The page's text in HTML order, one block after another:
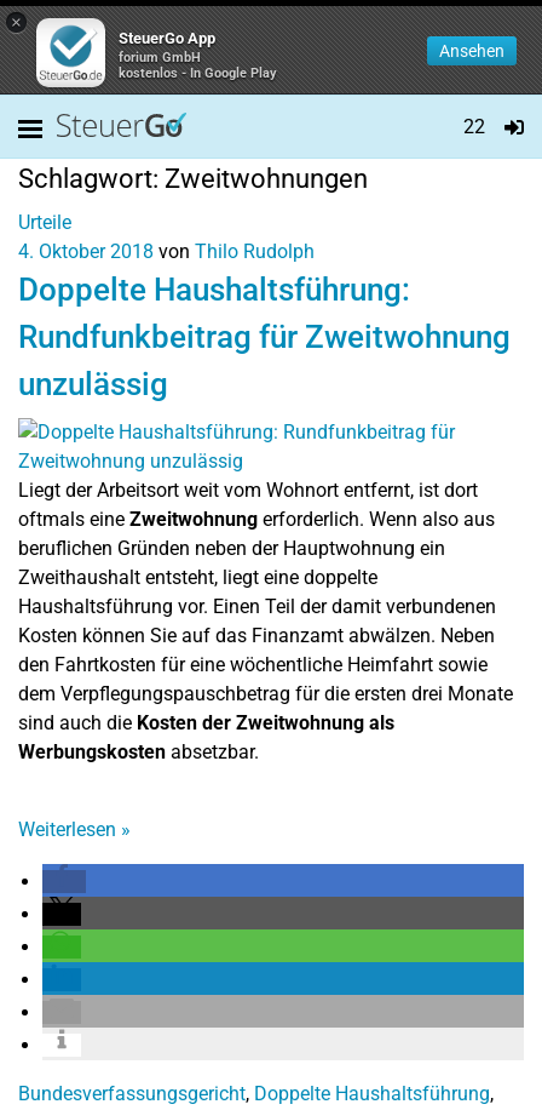
×
SteuerGo App
forium GmbH
kostenlos - In Google Play
Ansehen
22
Schlagwort: Zweitwohnungen
Urteile
4. Oktober 2018 von Thilo Rudolph
Doppelte Haushaltsführung:
Rundfunkbeitrag für Zweitwohnung
unzulässig
Liegt der Arbeitsort weit vom Wohnort entfernt, ist dort
oftmals eine Zweitwohnung erforderlich. Wenn also aus
beruflichen Gründen neben der Hauptwohnung ein
Zweithaushalt entsteht, liegt eine doppelte
Haushaltsführung vor. Einen Teil der damit verbundenen
Kosten können Sie auf das Finanzamt abwälzen. Neben
den Fahrtkosten für eine wöchentliche Heimfahrt sowie
dem Verpflegungspauschbetrag für die ersten drei Monate
sind auch die Kosten der Zweitwohnung als
Werbungskosten absetzbar.
Weiterlesen »
Bundesverfassungsgericht, Doppelte Haushaltsführung,